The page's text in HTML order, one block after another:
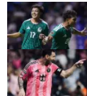
18
seconds